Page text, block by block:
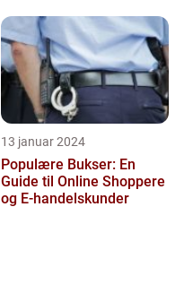
13 januar 2024
Populære Bukser: En
Guide til Online Shoppere
og E-handelskunder